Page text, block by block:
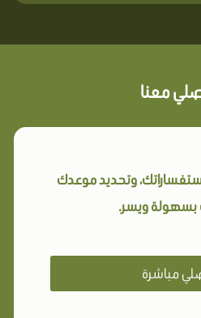
معنا
وتحديد موعدك
بسهولة ويسر.
مباشرة